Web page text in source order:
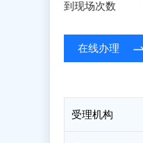
到现场次数
在线办理
受理机构